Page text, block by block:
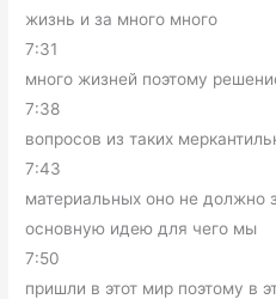
жизнь и за много много
7:31
много жизней поэтому
7:38
вопросов из таких
7:43
материальных оно не должно
основную идею для чего мы
7:50
пришли в этот мир поэтому в